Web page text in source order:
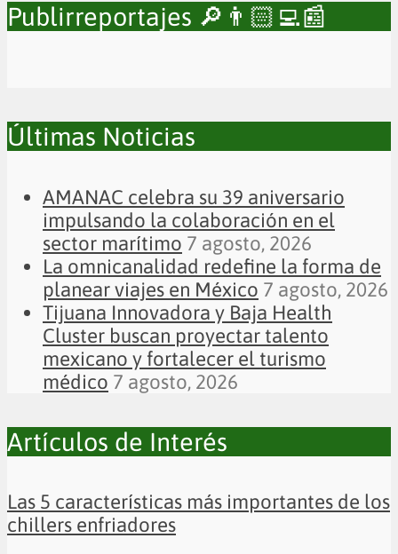
Publirreportajes 🔎👨🏻‍💻📰
Últimas Noticias
AMANAC celebra su 39 aniversario
impulsando la colaboración en el
sector marítimo 7 agosto, 2026
La omnicanalidad redefine la forma de
planear viajes en México 7 agosto, 2026
Tijuana Innovadora y Baja Health
Cluster buscan proyectar talento
mexicano y fortalecer el turismo
médico 7 agosto, 2026
Artículos de Interés
Las 5 características más importantes de los
chillers enfriadores